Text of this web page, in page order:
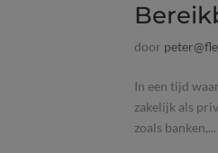
door
In een tijd
zakelijk als
zoals banken,...